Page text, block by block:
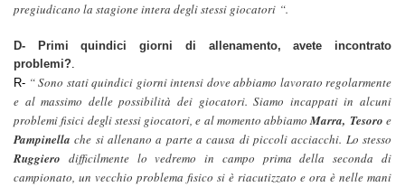
pregiudicano la stagione intera degli stessi giocatori “.
D- Primi quindici giorni di allenamento, avete incontrato
problemi?.
R- “ Sono stati quindici giorni intensi dove abbiamo lavorato regolarmente
e al massimo delle possibilità dei giocatori. Siamo incappati in alcuni
problemi fisici degli stessi giocatori, e al momento abbiamoMarra, Tesoro e
Pampinella che si allenano a parte a causa di piccoli acciacchi. Lo stesso
Ruggiero difficilmente lo vedremo in campo prima della seconda di
campionato, un vecchio problema fisico si è riacutizzato e ora è nelle mani